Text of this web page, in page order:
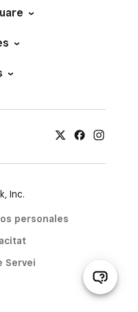
Inc.
personales
Servei